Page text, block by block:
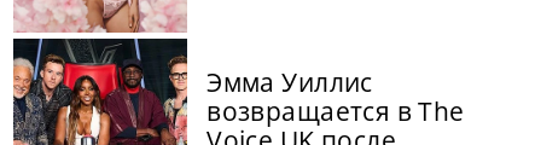
Эмма Уиллис
возвращается в The